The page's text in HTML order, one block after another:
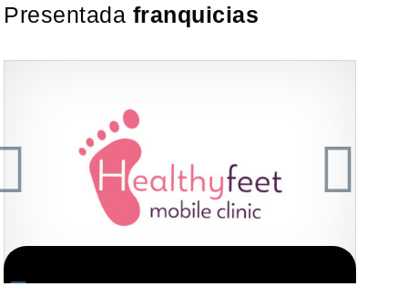
Presentada franquicias